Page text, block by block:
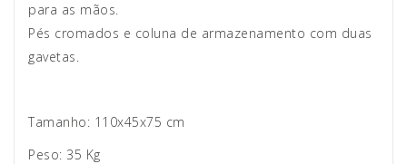
para as mãos.
Pés cromados e coluna de armazenamento com duas
gavetas.
Tamanho: 110x45x75 cm
Peso: 35 Kg